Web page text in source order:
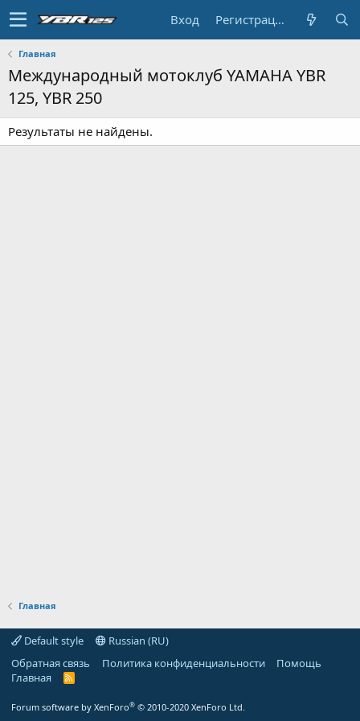
Вход Регистрация
Главная
Международный мотоклуб YAMAHA YBR
125, YBR 250
Результаты не найдены.
Главная
Default style
Russian (RU)
Обратная связь
Политика конфиденциальности
Помощь
Главная
R
Forum software by XenForo® © 2010-2020 XenForo Ltd.